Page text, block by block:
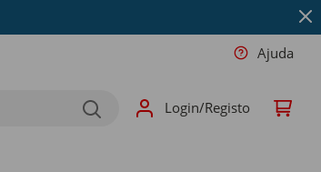
Ajuda
Login/Registo